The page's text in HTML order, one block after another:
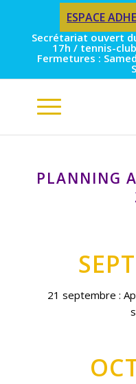
ESPACE
Secrétariat ouvert
17h / tennis-
Fermetures :
PLANNING
21 septembre :